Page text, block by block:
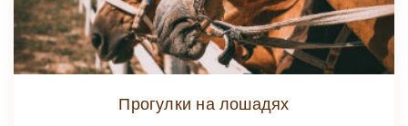
Прогулки на лошадях